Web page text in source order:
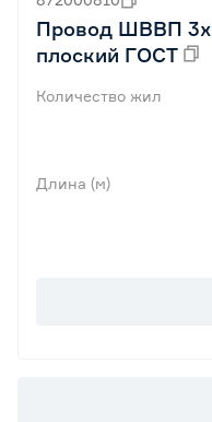
Провод ШВВП
плоский ГОСТ
Количество жил
Длина (м)